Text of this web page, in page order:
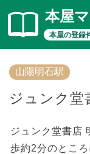
本屋
本屋の登録
山陽明石駅
ジュンク堂
ジュンク堂書店
歩約2分のところ